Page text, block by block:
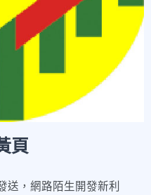
頁
送，網路陌生開發新利